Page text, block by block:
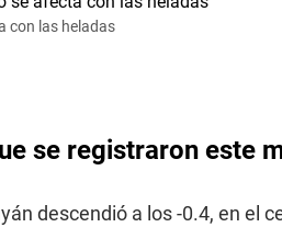
con las heladas
se registraron este
descendió a los -0.4, en el